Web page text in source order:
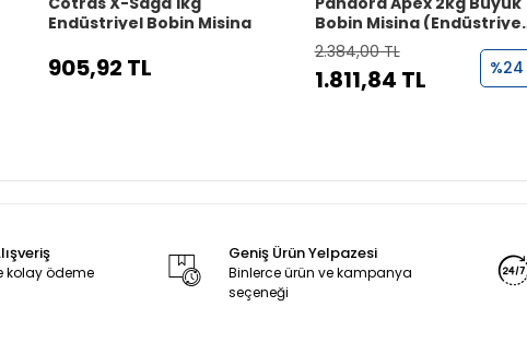
Endüstriyel Bobin Misina
905,92 TL
Bobin Misina (Endüstriyel
Boy)
2.384,00 TL
1.811,84 TL %24
kolay ödeme
Geniş Ürün Yelpazesi
Binlerce ürün ve kampanya
seçeneği